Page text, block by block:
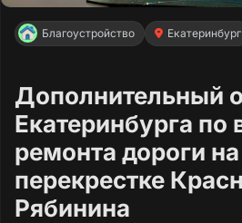
Благоустройство Екатеринбург
Дополнительный
Екатеринбурга по
ремонта дороги на
перекрестке
Рябинина